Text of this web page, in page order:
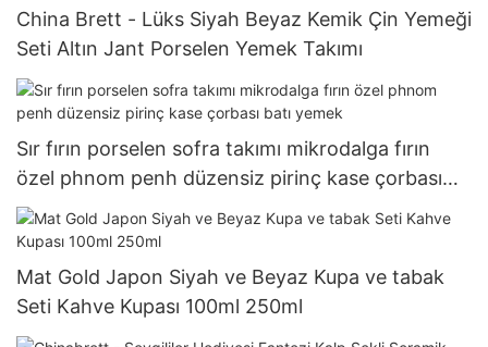
China Brett - Lüks Siyah Beyaz Kemik Çin Yemeği
Seti Altın Jant Porselen Yemek Takımı
Sır fırın porselen sofra takımı mikrodalga fırın
özel phnom penh düzensiz pirinç kase çorbası
batı yemek
Mat Gold Japon Siyah ve Beyaz Kupa ve tabak
Seti Kahve Kupası 100ml 250ml